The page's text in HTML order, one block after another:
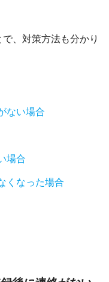
、対策方法も分かり
ない場合
場合
くなった場合